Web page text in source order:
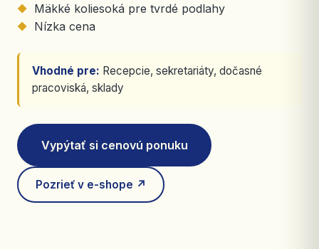
Mäkké koliesoká pre tvrdé podlahy
Nízka cena
Vhodné pre: Recepcie, sekretariáty, dočasné
pracoviská, sklady
Vypýtať si cenovú ponuku
Pozrieť v e-shope ↗